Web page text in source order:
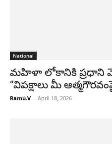
National
మహిళా లోకానికి ప్రధాని
“విపక్షాలు మీ
Ramu.V - April 18, 2026